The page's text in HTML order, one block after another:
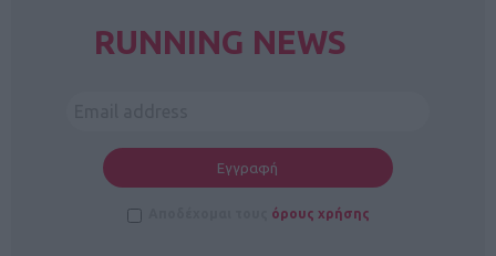
RUNNING NEWS
όρους χρήσης